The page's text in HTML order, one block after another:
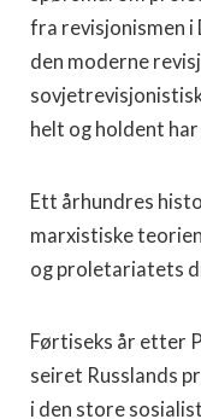
fra revisjonismen i
den moderne
helt og holdent
Ett århundres
marxistiske
og proletariatets
Førtiseks år etter
seiret Russlands
i den store